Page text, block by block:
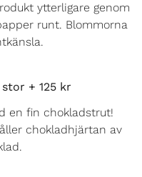
ytterligare genom
runt. Blommorna
stor +125 kr
en fin chokladstrut!
chokladhjärtan av